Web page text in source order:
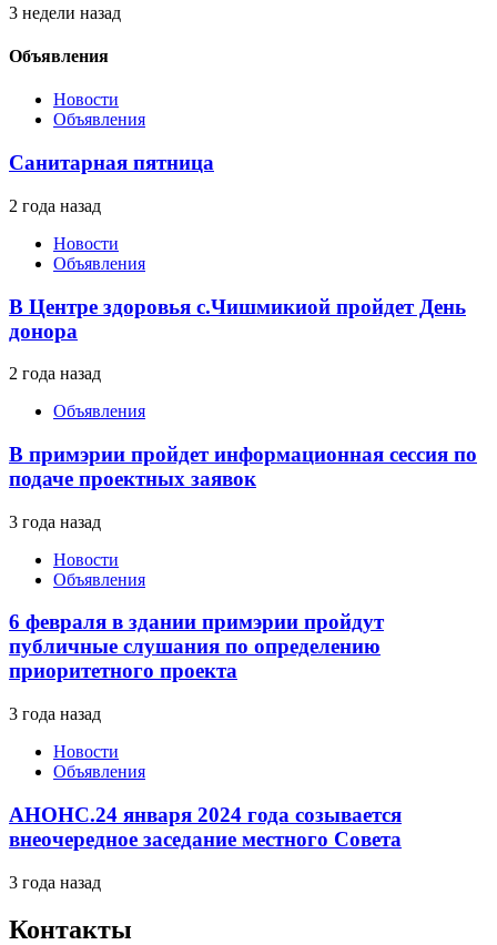
3 недели назад
Объявления
Новости
Объявления
Санитарная пятница
2 года назад
Новости
Объявления
В Центре здоровья с.Чишмикиой пройдет День
донора
2 года назад
Объявления
В примэрии пройдет информационная сессия по
подаче проектных заявок
3 года назад
Новости
Объявления
6 февраля в здании примэрии пройдут
публичные слушания по определению
приоритетного проекта
3 года назад
Новости
Объявления
АНОНС.24 января 2024 года созывается
внеочередное заседание местного Совета
3 года назад
Контакты